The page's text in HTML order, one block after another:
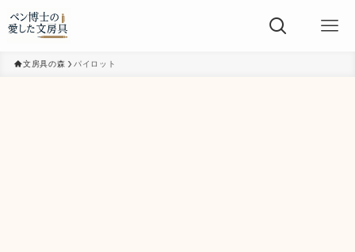
文房具の森 パイロット